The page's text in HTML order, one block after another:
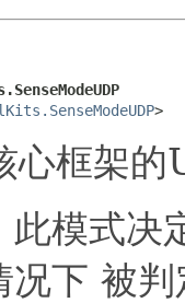
>
框架的
此模式决
下 被